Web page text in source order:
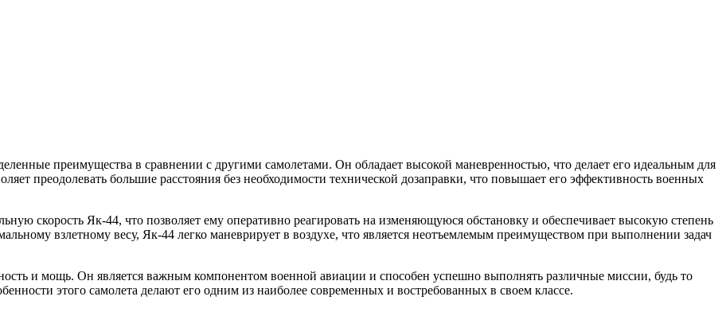
преимущества в сравнении с другими самолетами. Он обладает высокой маневренностью, что делает его идеальным для
преодолевать большие расстояния без необходимости технической дозаправки, что повышает его эффективность военных
скорость Як-44, что позволяет ему оперативно реагировать на изменяющуюся обстановку и обеспечивает высокую степень
взлетному весу, Як-44 легко маневрирует в воздухе, что является неотъемлемым преимуществом при выполнении задач
и мощь. Он является важным компонентом военной авиации и способен успешно выполнять различные миссии, будь то
этого самолета делают его одним из наиболее современных и востребованных в своем классе.